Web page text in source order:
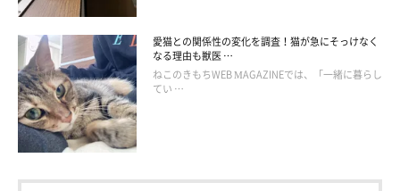
飼い主さんはそんなおちゃまるくんの行動について、
寂しさからの行動かとは思うのですが、もしかしたらトイレ中に
暇な飼い主を楽しませようとしてくれているのかも（笑）」
測していました。
愛猫との関係性の変化を調査！猫が急にそっけなく
なる理由も獣医 …
ねこのきもちWEB MAGAZINEでは、「一緒に暮らし
てい …